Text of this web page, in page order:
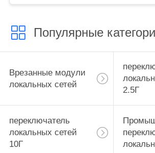
Популярные
Врезанные модули
локальных сетей
2.5Г
переключатель
локальных сетей
10Г